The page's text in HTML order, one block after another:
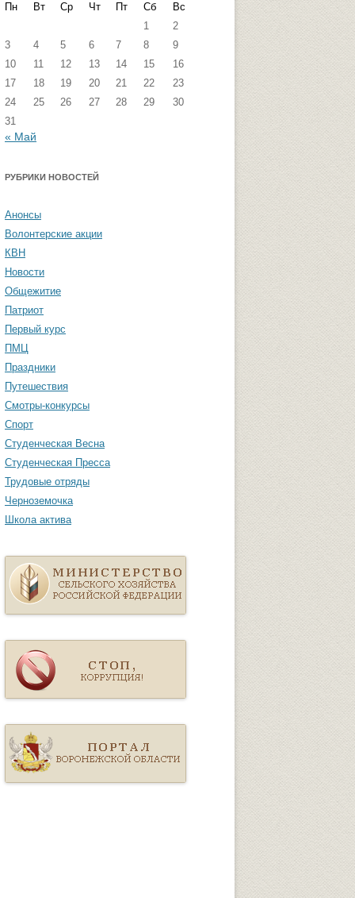
угроза: памятка
студентам
Группа ЭФ
Группа ГПФ
Группа ТТ
Группа СПО
Пн
Вт Ср Чт Пт Сб
Вс
1
2
3
4 5 6 7 8
9
10
11 12 13 14 15
16
17
18 19 20 21 22
23
24
25 26 27 28 29
30
31
« Май
РУБРИКИ НОВОСТЕЙ
Анонсы
Волонтерские акции
КВН
Новости
Общежитие
Патриот
Первый курс
ПМЦ
Праздники
Путешествия
Смотры-конкурсы
Спорт
Студенческая Весна
Студенческая Пресса
Трудовые отряды
Черноземочка
Школа актива